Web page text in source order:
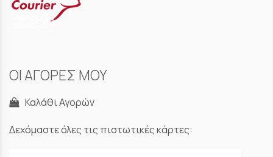
ΟΙ ΑΓΟΡΕΣ ΜΟΥ
Καλάθι Αγορών
Δεχόμαστε όλες τις πιστωτικές κάρτες: